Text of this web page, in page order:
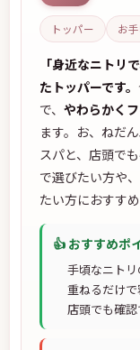
トッパー お
「身近なニトリ
たトッパーです。
で、 やわらかく
ます。お、ねだ
スパと、店頭で
で選びたい方や
たい方におすすめ
👍 おすすめポ
手頃なニト
重ねるだけ
店頭でも確